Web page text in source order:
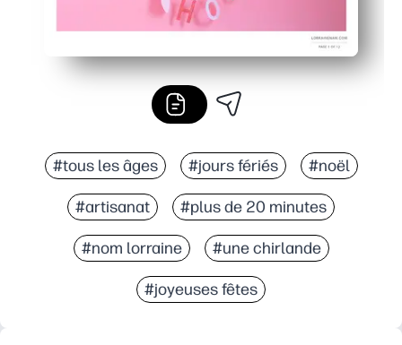
#tous les âges #jours fériés #noël
#artisanat #plus de 20 minutes
#nom lorraine #une chirlande
#joyeuses fêtes